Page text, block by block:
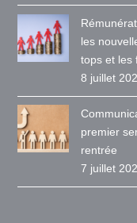
les
tops et les
8 juillet
premier
rentrée
7 juillet